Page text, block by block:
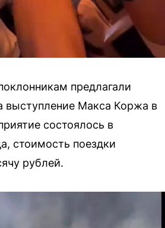
предлагали
выступление Макса Коржа в
состоялось в
стоимость поездки
рублей.